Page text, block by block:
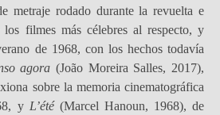
metraje rodado durante la revuelta e
filmes más célebres al respecto, y
de 1968, con los hechos todavía
agora (João Moreira Salles, 2017),
sobre la memoria cinematográfica
y L’été (Marcel Hanoun, 1968), de